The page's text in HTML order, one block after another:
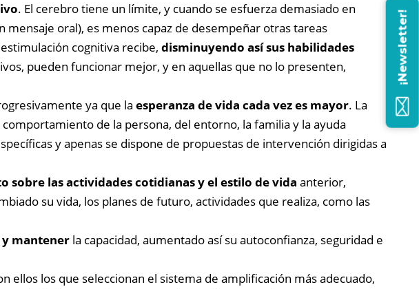
. El cerebro tiene un límite, y cuando se esfuerza demasiado en
oral), es menos capaz de desempeñar otras tareas
cognitiva recibe, disminuyendo así sus habilidades
pueden funcionar mejor, y en aquellas que no lo presenten,
ya que la esperanza de vida cada vez es mayor. La
de la persona, del entorno, la familia y la ayuda
y apenas se dispone de propuestas de intervención dirigidas a
sobre las actividades cotidianas y el estilo de vida anterior,
su vida, los planes de futuro, actividades que realiza, como las
mantener la capacidad, aumentado así su autoconfianza, seguridad e
los que seleccionan el sistema de amplificación más adecuado,
¡Newsletter!